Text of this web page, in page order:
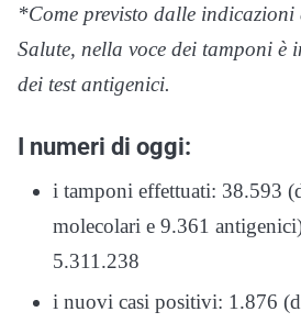
*Come previsto dalle
Salute, nella voce dei tamponi è
dei test antigenici.
I numeri di oggi:
i tamponi effettuati: 38.593
molecolari e 9.361
5.311.238
i nuovi casi positivi: 1.876